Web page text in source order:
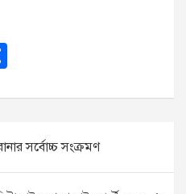
ar
e সর্বোচ্চ সংক্রমণ